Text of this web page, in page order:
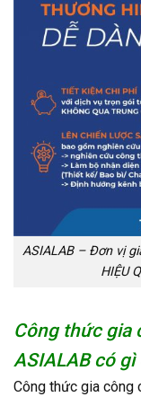
ASIALAB – Đơn vị
HIỆU
Công thức gia
ASIALAB có gì
Công thức gia công